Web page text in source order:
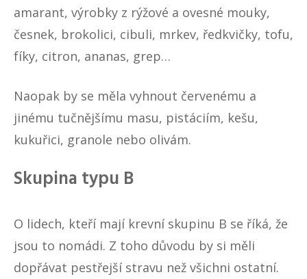
amarant, výrobky z rýžové a ovesné mouky,
česnek, brokolici, cibuli, mrkev, ředkvičky, tofu,
fíky, citron, ananas, grep…
Naopak by se měla vyhnout červenému a
jinému tučnějšímu masu, pistáciím, kešu,
kukuřici, granole nebo olivám.
Skupina typu B
O lidech, kteří mají krevní skupinu B se říká, že
jsou to nomádi. Z toho důvodu by si měli
dopřávat pestřejší stravu než všichni ostatní.